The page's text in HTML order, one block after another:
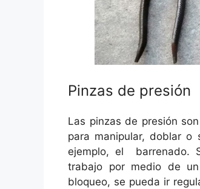
Pinzas de presión
Las pinzas de presión
para manipular, doblar
ejemplo, el barrenado.
trabajo por medio de
bloqueo, se pueda ir